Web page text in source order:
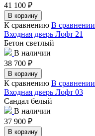
41 100 ₽
В корзину
К сравнению В сравнении
Входная дверь Лофт 21
Бетон светлый
В наличии
38 700 ₽
В корзину
К сравнению В сравнении
Входная дверь Лофт 03
Сандал белый
В наличии
37 900 ₽
В корзину